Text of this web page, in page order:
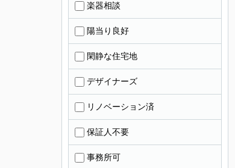
楽器相談
陽当り良好
閑静な住宅地
デザイナーズ
リノベーション済
保証人不要
事務所可